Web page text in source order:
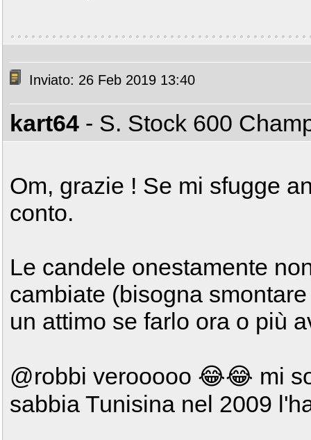
Inviato: 26 Feb 2019 13:40
kart64 - S. Stock 600
Om, grazie ! Se mi sfugge
conto.
Le candele onestamente
cambiate (bisogna
un attimo se farlo ora o più
@robbi verooooo 😂😂 mi
sabbia Tunisina nel 2009